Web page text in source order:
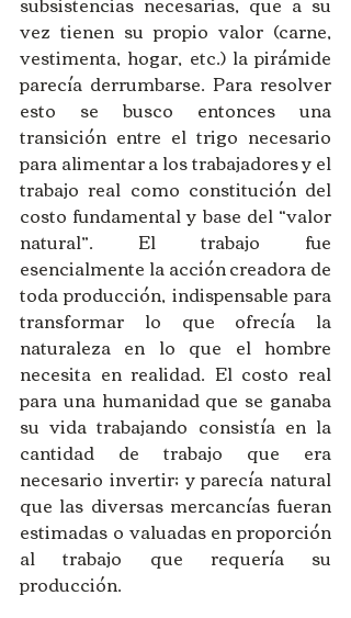
vez tienen su propio valor (carne,
vestimenta, hogar, etc.) la pirámide
parecía derrumbarse. Para resolver
esto se busco entonces una
transición entre el trigo necesario
para alimentar a los trabajadores y el
trabajo real como constitución del
costo fundamental y base del “valor
natural”. El trabajo fue
esencialmente la acción creadora de
toda producción, indispensable para
transformar lo que ofrecía la
naturaleza en lo que el hombre
necesita en realidad. El costo real
para una humanidad que se ganaba
su vida trabajando consistía en la
cantidad de trabajo que era
necesario invertir; y parecía natural
que las diversas mercancías fueran
estimadas o valuadas en proporción
al trabajo que requería su
producción.